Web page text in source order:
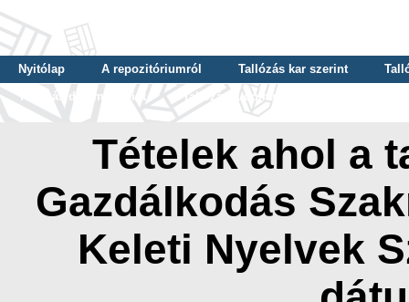
Nyitólap A repozitóriumról Tallózás kar szerint
Tallózás dátum szerint
Tallózás tudományterület szerint
Tételek ahol a
Gazdálkodás
Keleti Nyelvek